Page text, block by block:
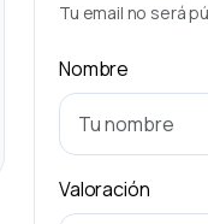
Tu email no será
Nombre
Valoración